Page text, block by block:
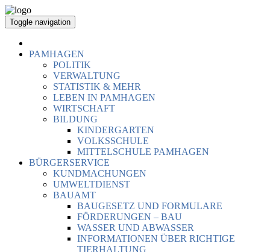
Toggle navigation
PAMHAGEN
POLITIK
VERWALTUNG
STATISTIK & MEHR
LEBEN IN PAMHAGEN
WIRTSCHAFT
BILDUNG
KINDERGARTEN
VOLKSSCHULE
MITTELSCHULE PAMHAGEN
BÜRGERSERVICE
KUNDMACHUNGEN
UMWELTDIENST
BAUAMT
BAUGESETZ UND FORMULARE
FÖRDERUNGEN – BAU
WASSER UND ABWASSER
INFORMATIONEN ÜBER RICHTIGE
TIERHALTUNG